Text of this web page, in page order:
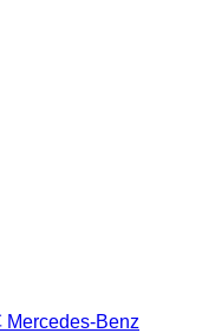
Mercedes-Benz